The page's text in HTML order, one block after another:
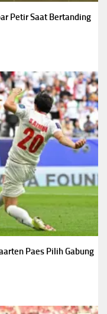
Petir Saat Bertanding
Paes Pilih Gabung